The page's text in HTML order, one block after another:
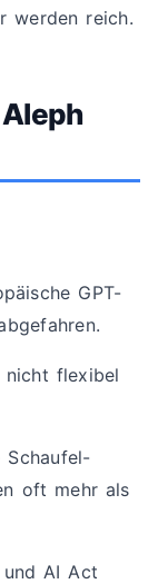
werden reich.
GPT-
nicht flexibel
Schaufel-
oft mehr als
und AI Act